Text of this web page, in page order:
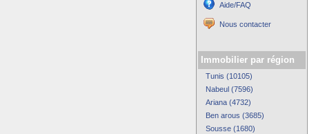
Aide/FAQ
Nous contacter
Immobilier par région
Tunis (10105)
Nabeul (7596)
Ariana (4732)
Ben arous (3685)
Sousse (1680)